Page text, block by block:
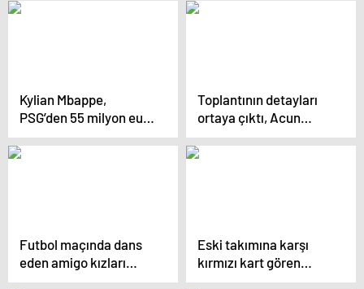
Kylian Mbappe,
PSG’den 55 milyon euro
tazminat kazandı
Toplantının detayları
ortaya çıktı, Acun
Ilıcalı Mourinho’yu fena
haşlamış
Futbol maçında dans
eden amigo kızları
yakından çeken
Eski takımına karşı
kırmızı kart gören
Mourinho İngiliz